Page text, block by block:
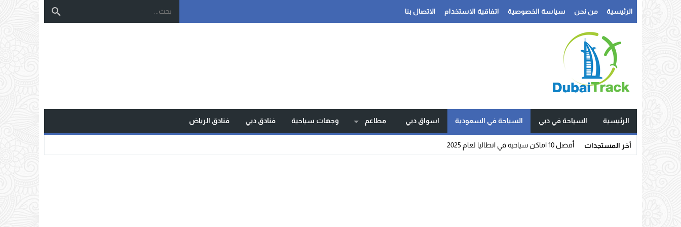
الرئيسية من نحن سياسة الخصوصية اتفاقية الاستخدام الاتصال بنا
الرئيسية السياحة في دبي السياحة في السعودية اسواق دبي مطاعم وجهات سياحية فنادق دبي فنادق الرياض
أخر المستجدات _